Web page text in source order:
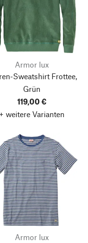
Armor lux
Sweatshirt Frottee,
Grün
119,00 €
+ weitere Varianten
Armor lux